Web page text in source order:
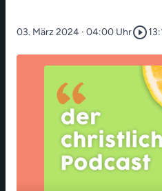
03. März 2024 · 04:00 Uhrplay_circle_outline